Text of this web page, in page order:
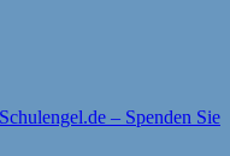
– Spenden Sie